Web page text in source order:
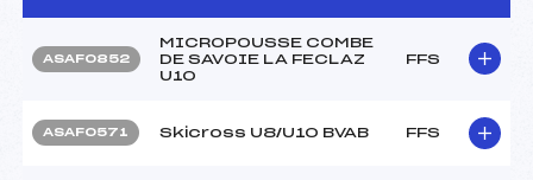
ASAF0852
MICROPOUSSE COMBE
DE SAVOIE LA FECLAZ
U10
FFS
ASAF0571 Skicross U8/U10 BVAB FFS